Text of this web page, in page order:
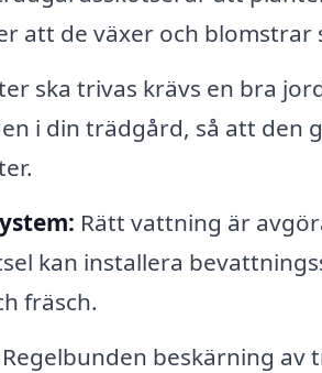
att de växer och blomstrar
ska trivas krävs en bra
i din trädgård, så att den
Rätt vattning är
kan installera
fräsch.
Regelbunden beskärning